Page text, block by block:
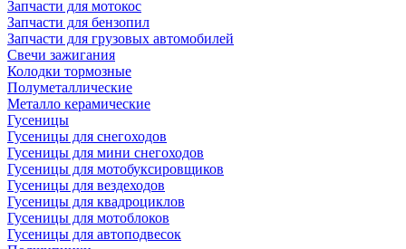
Запчасти для мотокос
Запчасти для бензопил
Запчасти для грузовых автомобилей
Свечи зажигания
Колодки тормозные
Полуметаллические
Металло керамические
Гусеницы
Гусеницы для снегоходов
Гусеницы для мини снегоходов
Гусеницы для мотобуксировщиков
Гусеницы для вездеходов
Гусеницы для квадроциклов
Гусеницы для мотоблоков
Гусеницы для автоподвесок